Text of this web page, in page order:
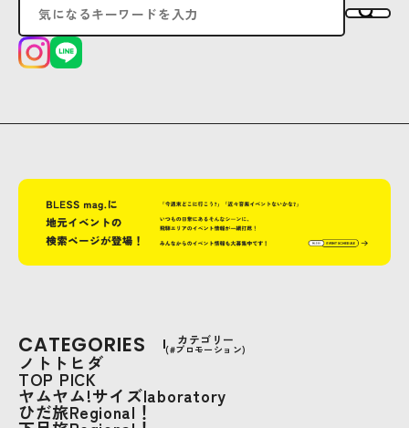
CATEGORIES カテゴリー
(#プロモーション)
ノトトヒダ
TOP PICK
ヤムヤム!サイズlaboratory
ひだ旅Regional！